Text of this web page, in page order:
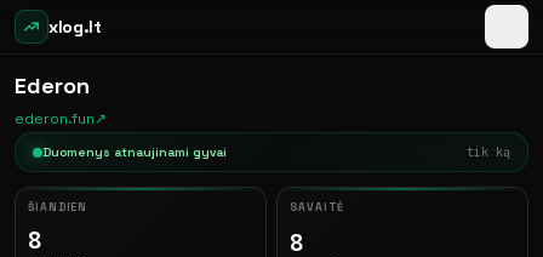
xlog.lt
Ederon
ederon.fun↗
Duomenys atnaujinami gyvai prieš 5 s
ŠIANDIEN
8
SAVAITĖ
8